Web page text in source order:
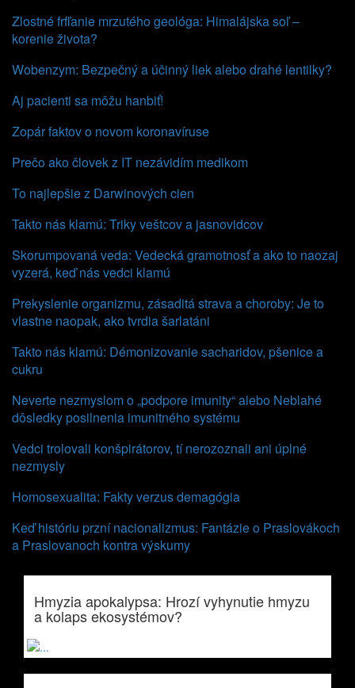
Zlostné frfľanie mrzutého geológa: Himalájska soľ –
korenie života?
Wobenzym: Bezpečný a účinný liek alebo drahé lentilky?
Aj pacienti sa môžu hanbiť!
Zopár faktov o novom koronavíruse
Prečo ako človek z IT nezávidím medikom
To najlepšie z Darwinových cien
Takto nás klamú: Triky veštcov a jasnovidcov
Skorumpovaná veda: Vedecká gramotnosť a ako to naozaj
vyzerá, keď nás vedci klamú
Prekyslenie organizmu, zásaditá strava a choroby: Je to
vlastne naopak, ako tvrdia šarlatáni
Takto nás klamú: Démonizovanie sacharidov, pšenice a
cukru
Neverte nezmyslom o „podpore imunity“ alebo Neblahé
dôsledky posilnenia imunitného systému
Vedci trolovali konšpirátorov, tí nerozoznali ani úplné
nezmysly
Homosexualita: Fakty verzus demagógia
Keď históriu przní nacionalizmus: Fantázie o Praslovákoch
a Praslovanoch kontra výskumy
Hmyzia apokalypsa: Hrozí vyhynutie hmyzu
a kolaps ekosystémov?